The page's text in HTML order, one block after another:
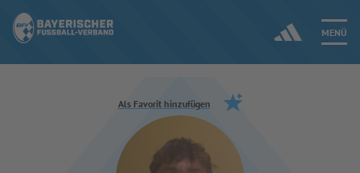
MENÜ
Jetzt einloggen
ERGEBNISSE & WETTBEWERBE
Als Favorit hinzufügen